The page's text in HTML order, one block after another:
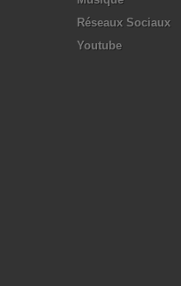
Réseaux Sociaux
Youtube